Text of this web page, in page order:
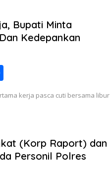
Bupati Minta
Kedepankan
S
h
ar kerja pasca cuti bersama libur
(Korp Raport) dan
Personil Polres